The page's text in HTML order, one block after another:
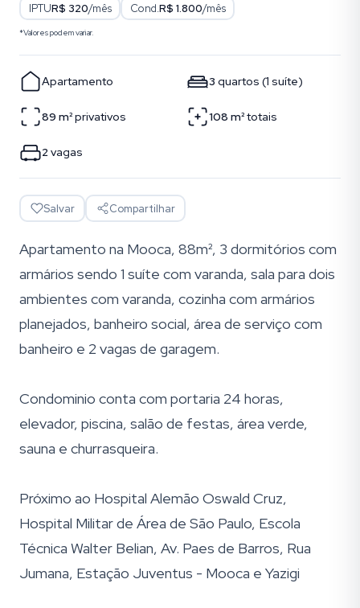
IPTUR$ 320/mês Cond.R$ 1.800/mês
*Valores podem variar.
Apartamento 3 quartos (1 suíte)
89 m²privativos 108 m²totais
2 vagas
Salvar Compartilhar
Apartamento na Mooca, 88m², 3 dormitórios com
armários sendo 1 suíte com varanda, sala para dois
ambientes com varanda, cozinha com armários
planejados, banheiro social, área de serviço com
banheiro e 2 vagas de garagem.
Condominio conta com portaria 24 horas,
elevador, piscina, salão de festas, área verde,
sauna e churrasqueira.
Próximo ao Hospital Alemão Oswald Cruz,
Hospital Militar de Área de São Paulo, Escola
Técnica Walter Belian, Av. Paes de Barros, Rua
Jumana, Estação Juventus - Mooca e Yazigi